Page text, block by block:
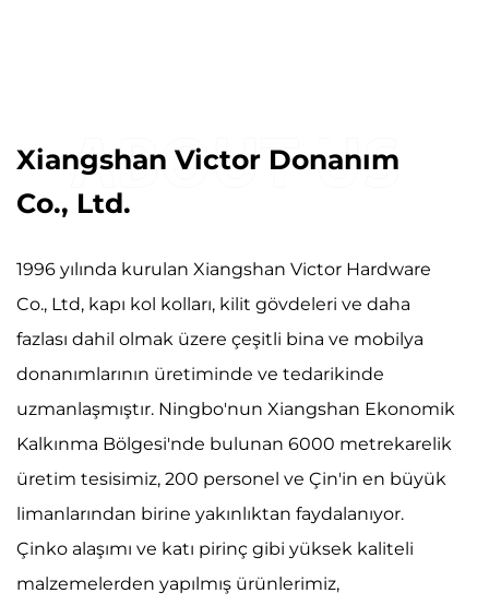
Xiangshan Victor Donanım
Co., Ltd.
1996 yılında kurulan Xiangshan Victor Hardware
Co., Ltd, kapı kol kolları, kilit gövdeleri ve daha
fazlası dahil olmak üzere çeşitli bina ve mobilya
donanımlarının üretiminde ve tedarikinde
uzmanlaşmıştır. Ningbo'nun Xiangshan Ekonomik
Kalkınma Bölgesi'nde bulunan 6000 metrekarelik
üretim tesisimiz, 200 personel ve Çin'in en büyük
limanlarından birine yakınlıktan faydalanıyor.
Çinko alaşımı ve katı pirinç gibi yüksek kaliteli
malzemelerden yapılmış ürünlerimiz,